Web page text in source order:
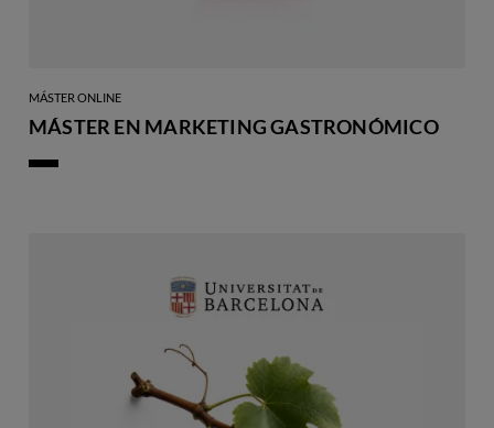
MÁSTER ONLINE
MÁSTER EN MARKETING GASTRONÓMICO